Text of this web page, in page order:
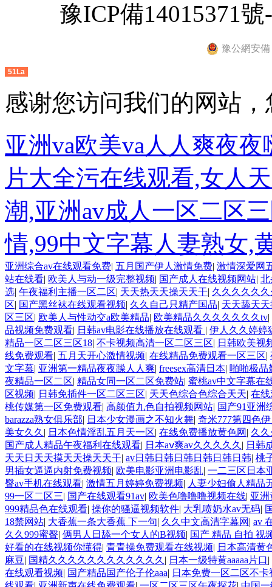
豫ICP備14015371號
豫公網安備
51La
感谢您访问我们的网站
亚洲va欧美va人人爽夜
片大全污在线观看,女人
潮,亚洲av成人一区二区
情,99中文字幕人妻熟女,
亚洲综合av在线观看免费| 五月国产伊人激情免费| 激情深爱网
站在线看| 欧美人与动一级完整视频| 国产成人在线视频网站| 北
选| 午夜福利主播一区二区| 天天热天天操天天干| 久久久久久
区| 国产黑丝袜在线观看视频| 久久自己只精产国品| 天天舔天
区三区| 欧美人与性动交a欧美精品| 欧美精品久久久久久久久tv|
品视频免费观看| 日韩av电影在线播放在线观看 | 伊人久久婷婷
精品一区二区三区18| 不卡视频高清一区二区三区| 日韩欧美视
线免费观看| 五月天开心激情视频| 在线精品免费观看一区三区|
文字幕| 亚洲第一精品夜夜躁人人爽| freesex高清日本| 啪啪极品
夜精品一区二区| 精品女同一区二区免费站| 蜜桃av中文字幕在
区视频| 日韩免插件一区二区三区| 天天色综合色综合天天| 在
桃传媒第一区免费观看| 高颜值九色自拍视频网站| 国产91亚洲
barazza熟女俱乐部| 日本少女漫画之不知火舞| 奇米777第四色
美女久久 | 日本色情淫乱五月天一区| 在线免费播放黄色网 | 久
国产成人精品午夜福利在线观看| 日本aⅴ爽av久久久久久 | 日韩
天天日天天摸天天操天天干| av日韩日韩日韩日韩日韩日韩| 桃
男插女逼逼内射免费视频| 欧美电影亚洲电影乱| 一二三区日本
臀av手机在线观看| 激情五月婷婷免费视频| 人妻少妇偷人精品
99一区二区三| 国产在线观看91av| 欧美色噜噜噜视频在线| 亚洲
999精品色在线观看| 操你的骚逼视频软件| 大乳喷奶水av无码|
18禁网站| 大香蕉一条大香蕉 下一句| 久久中文高清字幕网 | av
久久999蜜臀| 俩男人日舔一个女人的B视频| 国产 精品 自拍 视
好看的在线视频你懂得| 青青操免费观看在线视频| 日本高清黄
麻豆| 国精久久久久久久久久久久久久 | 日本一级特黄aaaaa片口|
在线观看视频| 国产精品国产伦子伦aaa| 日本免费一区二区不卡